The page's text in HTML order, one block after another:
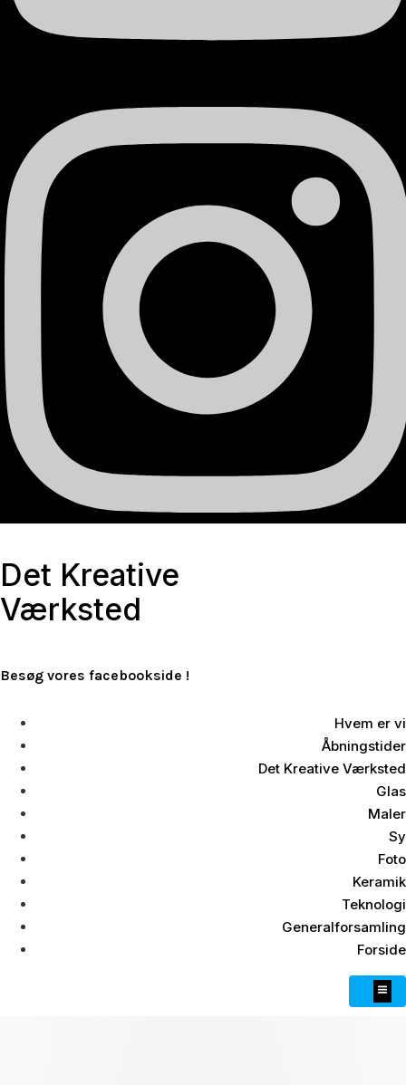
Det Kreative
Værksted
Besøg vores facebookside !
Hvem er vi
Åbningstider
Det Kreative Værksted
Glas
Maler
Sy
Foto
Keramik
Teknologi
Generalforsamling
Forside